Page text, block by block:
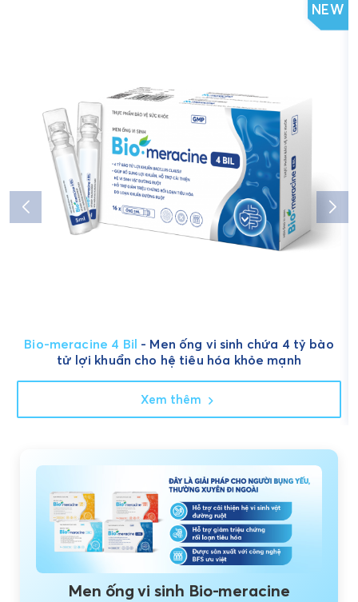
NEW
Bio-meracine 4 Bil - Men ống vi sinh chứa 4 tỷ bào
tử lợi khuẩn cho hệ tiêu hóa khỏe mạnh
Xem thêm
Men ống vi sinh Bio-meracine